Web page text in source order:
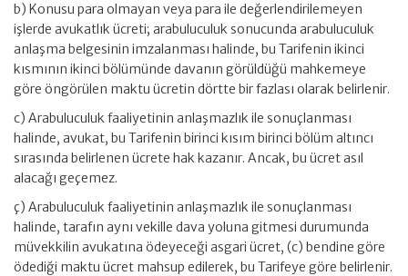
b) Konusu para olmayan veya para ile değerlendirilemeyen
işlerde avukatlık ücreti; arabuluculuk sonucunda arabuluculuk
anlaşma belgesinin imzalanması halinde, bu Tarifenin ikinci
kısmının ikinci bölümünde davanın görüldüğü mahkemeye
göre öngörülen maktu ücretin dörtte bir fazlası olarak belirlenir.
c) Arabuluculuk faaliyetinin anlaşmazlık ile sonuçlanması
halinde, avukat, bu Tarifenin birinci kısım birinci bölüm altıncı
sırasında belirlenen ücrete hak kazanır. Ancak, bu ücret asıl
alacağı geçemez.
ç) Arabuluculuk faaliyetinin anlaşmazlık ile sonuçlanması
halinde, tarafın aynı vekille dava yoluna gitmesi durumunda
müvekkilin avukatına ödeyeceği asgari ücret, (c) bendine göre
ödediği maktu ücret mahsup edilerek, bu Tarifeye göre belirlenir.